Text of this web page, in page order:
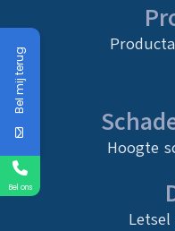
Hoogte
Bel mij terug
Bel ons